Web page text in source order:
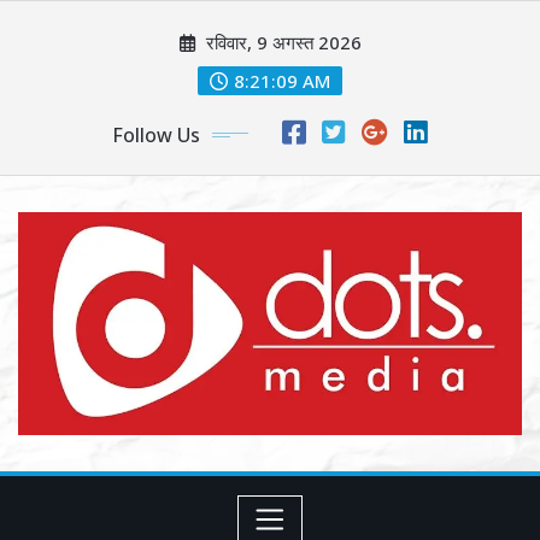
रविवार, 9 अगस्त 2026
8:21:11 AM
Follow Us